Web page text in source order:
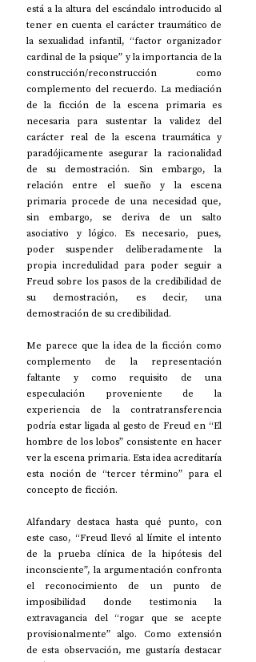
está a la altura del escándalo introducido al
tener en cuenta el carácter traumático de
la sexualidad infantil, “factor organizador
cardinal de la psique” y la importancia de la
construcción/reconstrucción como
complemento del recuerdo. La mediación
de la ficción de la escena primaria es
necesaria para sustentar la validez del
carácter real de la escena traumática y
paradójicamente asegurar la racionalidad
de su demostración. Sin embargo, la
relación entre el sueño y la escena
primaria procede de una necesidad que,
sin embargo, se deriva de un salto
asociativo y lógico. Es necesario, pues,
poder suspender deliberadamente la
propia incredulidad para poder seguir a
Freud sobre los pasos de la credibilidad de
su demostración, es decir, una
demostración de su credibilidad.
Me parece que la idea de la ficción como
complemento de la representación
faltante y como requisito de una
especulación proveniente de la
experiencia de la contratransferencia
podría estar ligada al gesto de Freud en “El
hombre de los lobos” consistente en hacer
ver la escena primaria. Esta idea acreditaría
esta noción de “tercer término” para el
concepto de ficción.
Alfandary destaca hasta qué punto, con
este caso, “Freud llevó al límite el intento
de la prueba clínica de la hipótesis del
inconsciente”, la argumentación confronta
el reconocimiento de un punto de
imposibilidad donde testimonia la
extravagancia del “rogar que se acepte
provisionalmente” algo. Como extensión
de esta observación, me gustaría destacar